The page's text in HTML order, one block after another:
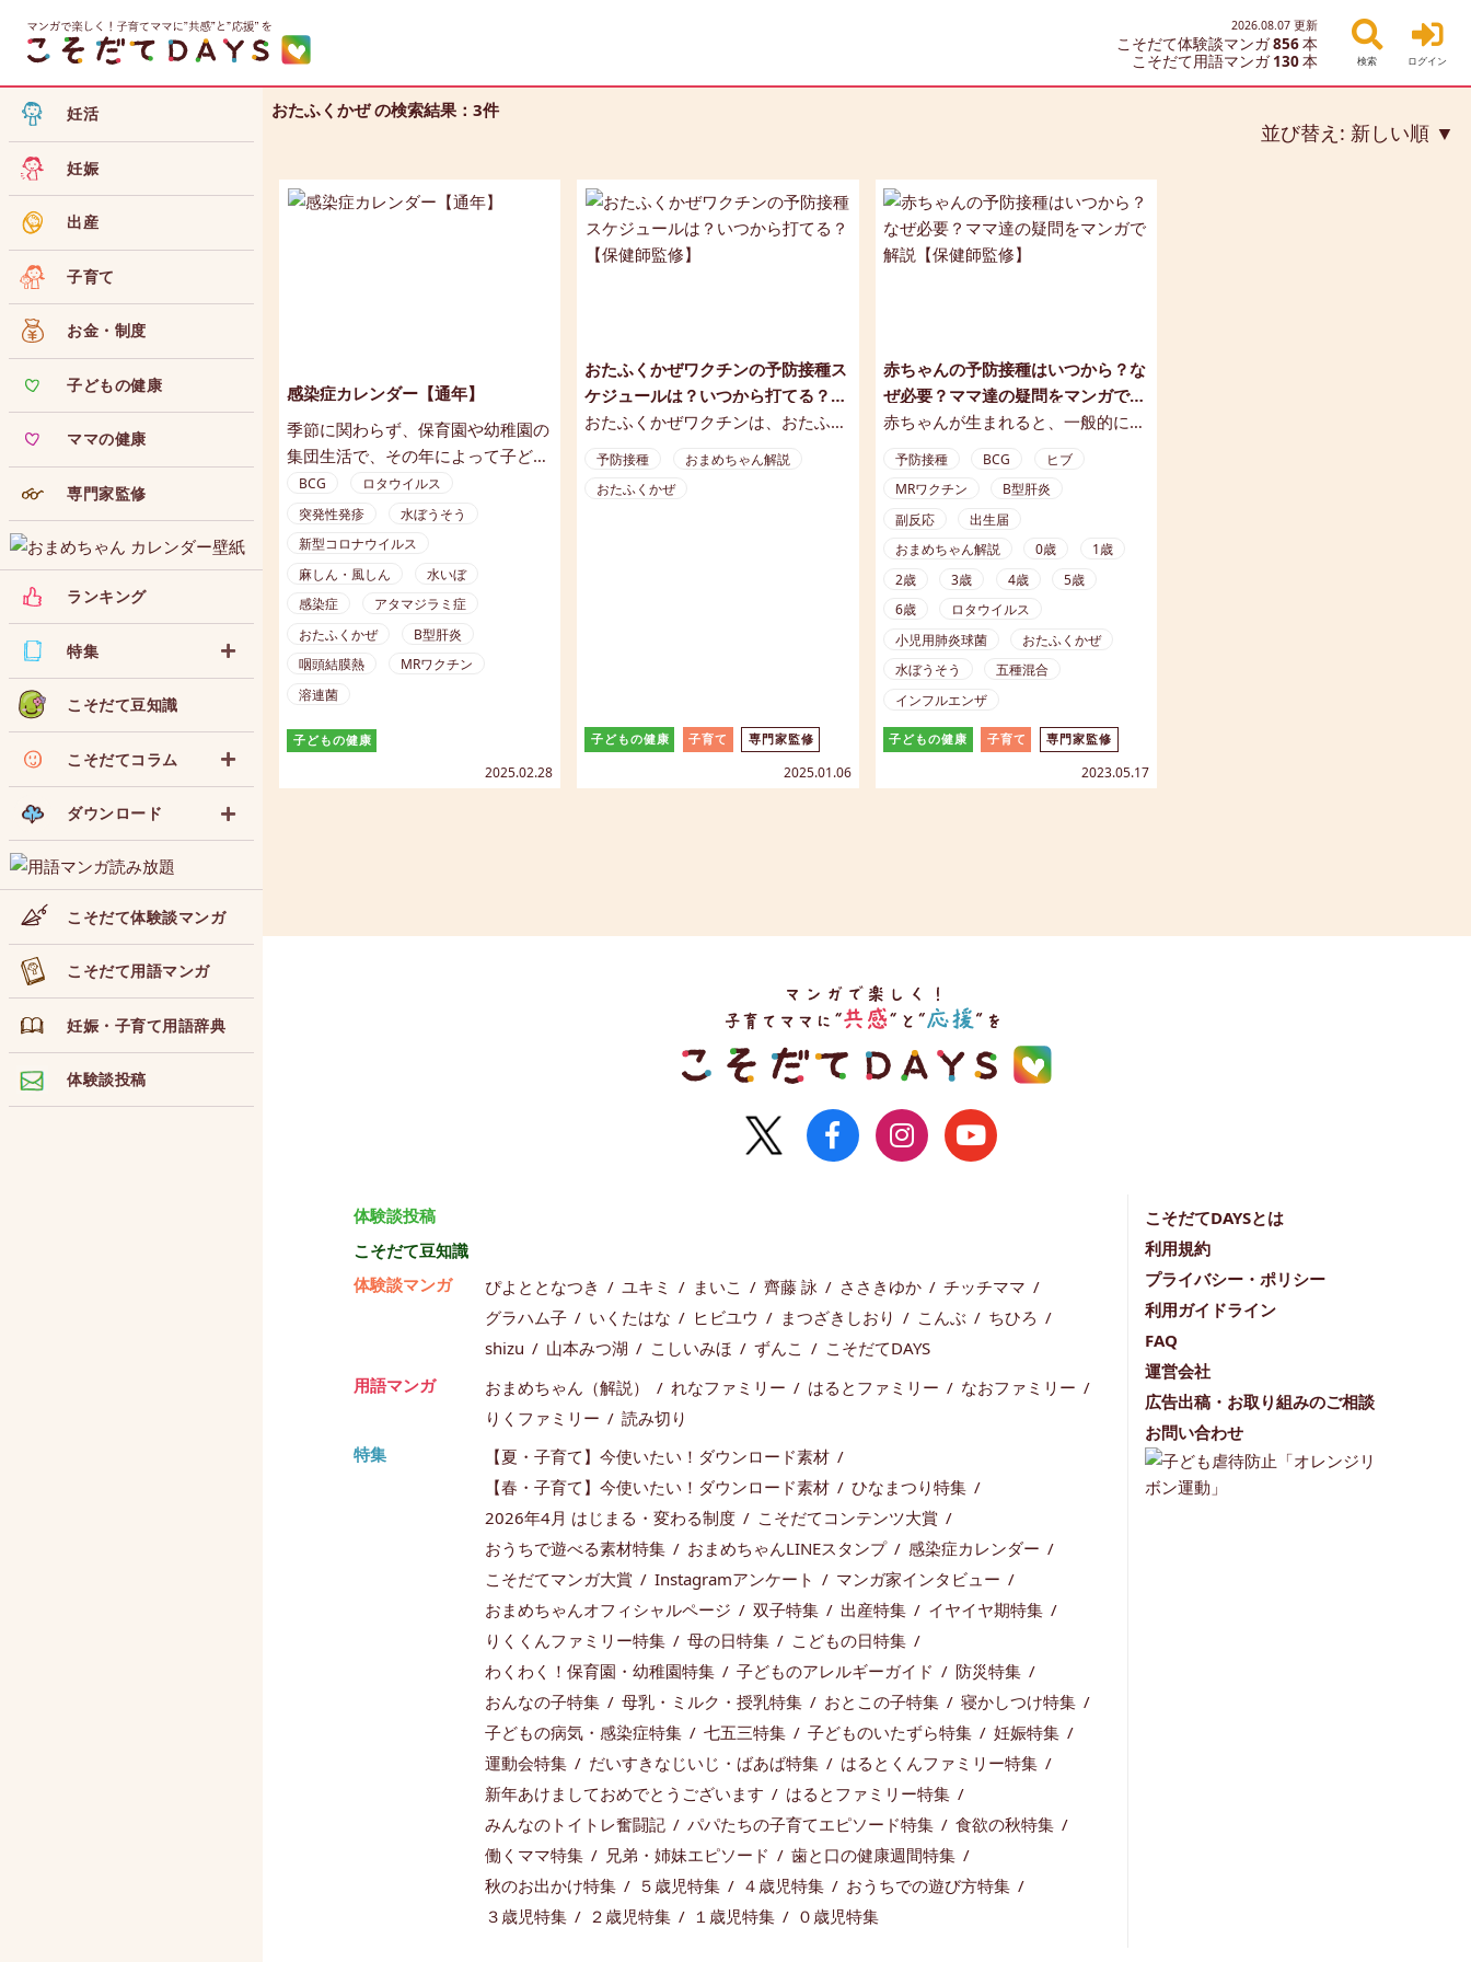
2026.08.07 更新
こそだて体験談マンガ856本
こそだて用語マンガ 130本 検索 ログイン
妊活
妊娠
出産
子育て
お金・制度
子どもの健康
ママの健康
専門家監修
ランキング
特集
こそだて豆知識
こそだてコラム
ダウンロード
こそだて体験談マンガ
こそだて用語マンガ
妊娠・子育て用語辞典
体験談投稿
おたふくかぜ の検索結果：3件
並び替え: 新しい順
感染症カレンダー【通年】
季節に関わらず、保育園や幼稚園の
集団生活で、その年によって子ども
の間で流行することがある感染症を
ご紹介します。一年を通してどんな
病気が流行しやすいのか、確認して
BCG
ロタウイルス
突発性発疹
水ぼうそう
新型コロナウイルス
麻しん・風しん
水いぼ
感染症
アタマジラミ症
おたふくかぜ
B型肝炎
咽頭結膜熱
MRワクチン
溶連菌
子どもの健康
2025.02.28
おたふくかぜワクチンの予防接種ス
ケジュールは？いつから打てる？
【保健師監修】
おたふくかぜワクチンは、おたふく
ワクチンです。このワクチンの接種
によりムンプスウイルスに対する抗
予防接種
おまめちゃん解説
おたふくかぜ
子どもの健康 子育て 専門家監修
2025.01.06
赤ちゃんの予防接種はいつから？な
ぜ必要？ママ達の疑問をマンガで解
説【保健師監修】
赤ちゃんが生まれると、一般的に生
す。予防接種とは、その病気に対す
る免疫をつけるためにワクチンを接
種すること。これによりその病気に
罹ることを予防し、罹ったとしても
重症化を防ぐことを目的としていま
す。【保健師監修】【マンガ解説
予防接種 BCG
ヒブ
MRワクチン
B型肝炎
副反応
出生届
おまめちゃん解説
0歳
1歳
2歳
3歳 4歳
5歳
6歳
ロタウイルス
小児用肺炎球菌
おたふくかぜ
水ぼうそう
五種混合
インフルエンザ
子どもの健康 子育て 専門家監修
2023.05.17
体験談投稿
こそだて豆知識
体験談マンガ
ぴよととなつき ユキミ まいこ 齊藤 詠 ささきゆか
チッチママ
グラハム子
いくたはな ヒビユウ まつざきしおり こんぶ
ちひろ
shizu
山本みつ湖 こしいみほ ずんこ
こそだてDAYS
用語マンガ
おまめちゃん（解説） れなファミリー はるとファミリー
なおファミリー
りくファミリー
読み切り
特集
【夏・子育て】今使いたい！ダウンロード素材
【春・子育て】今使いたい！ダウンロード素材
ひなまつり特集
2026年4月 はじまる・変わる制度
こそだてコンテンツ大賞
おうちで遊べる素材特集
おまめちゃんLINEスタンプ
感染症カレンダー
こそだてマンガ大賞
Instagramアンケート
マンガ家インタビュー
おまめちゃんオフィシャルページ
双子特集 出産特集
イヤイヤ期特集
りくくんファミリー特集
母の日特集
こどもの日特集
わくわく！保育園・幼稚園特集
子どものアレルギーガイド
防災特集
おんなの子特集
母乳・ミルク・授乳特集 おとこの子特集
寝かしつけ特集
子どもの病気・感染症特集
七五三特集 子どものいたずら特集
妊娠特集
運動会特集
だいすきなじいじ・ばあば特集
はるとくんファミリー特集
新年あけましておめでとうございます
はるとファミリー特集
みんなのトイトレ奮闘記
パパたちの子育てエピソード特集
食欲の秋特集
働くママ特集
兄弟・姉妹エピソード
歯と口の健康週間特集
秋のお出かけ特集
５歳児特集 ４歳児特集
おうちでの遊び方特集
３歳児特集
２歳児特集 １歳児特集 ０歳児特集
こそだてDAYSとは
利用規約
プライバシー・ポリシー
利用ガイドライン
FAQ
運営会社
広告出稿・お取り組みのご相談
お問い合わせ